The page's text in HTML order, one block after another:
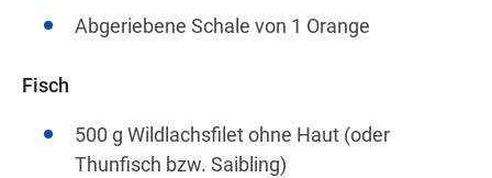
Abgeriebene Schale von 1 Orange
Fisch
500 g Wildlachsfilet ohne Haut (oder
Thunfisch bzw. Saibling)